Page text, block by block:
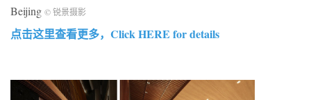
Beijing © 锐景摄影
点击这里查看更多，Click HERE for details